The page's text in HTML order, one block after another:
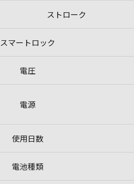
ストローク
スマートロック
電圧
電源
使用日数
電池種類